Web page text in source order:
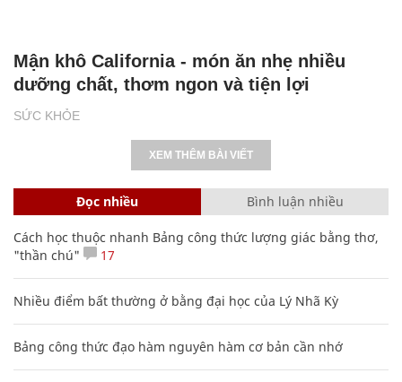
SỨC KHỎE
Mận khô California - món ăn nhẹ nhiều
dưỡng chất, thơm ngon và tiện lợi
XEM THÊM BÀI VIẾT
Đọc nhiều Bình luận nhiều
Cách học thuộc nhanh Bảng công thức lượng giác bằng thơ,
"thần chú"
17
Nhiều điểm bất thường ở bằng đại học của Lý Nhã Kỳ
Bảng công thức đạo hàm nguyên hàm cơ bản cần nhớ